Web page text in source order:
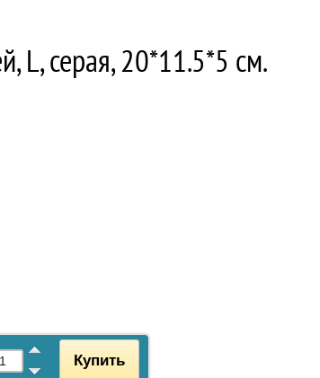
L, серая, 20*11.5*5 см.
Купить